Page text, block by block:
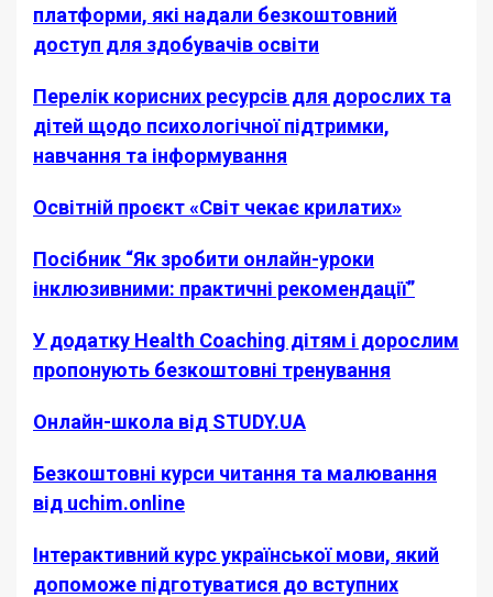
платформи, які надали безкоштовний
доступ для здобувачів освіти
Перелік корисних ресурсів для дорослих та
дітей щодо психологічної підтримки,
навчання та інформування
Освітній проєкт «Світ чекає крилатих»
Посібник “Як зробити онлайн-уроки
інклюзивними: практичні рекомендації”
У додатку Health Coaching дітям і дорослим
пропонують безкоштовні тренування
Онлайн-школа від STUDY.UA
Безкоштовні курси читання та малювання
від uchim.online
Інтерактивний курс української мови, який
допоможе підготуватися до вступних